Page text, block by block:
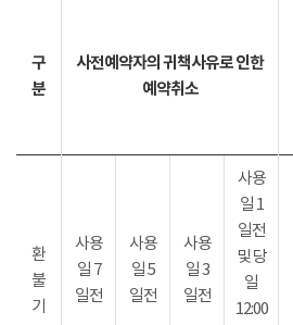
구
분
사전예약자의 귀책사유로 인한
예약취소
환
불
기
사용
일 7
일전
사용
일 5
일전
사용
일 3
일전
사용
일 1
일전
및 당
일
12:00